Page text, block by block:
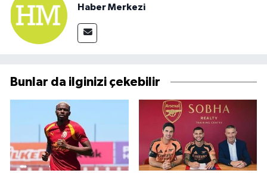
Haber Merkezi
Bunlar da ilginizi çekebilir